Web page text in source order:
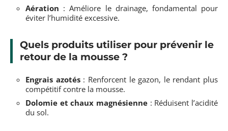
Aération : Améliore le drainage, fondamental pour
éviter l’humidité excessive.
Quels produits utiliser pour prévenir le
retour de la mousse ?
Engrais azotés: Renforcent le gazon, le rendant plus
compétitif contre la mousse.
Dolomie et chaux magnésienne : Réduisent l’acidité
du sol.